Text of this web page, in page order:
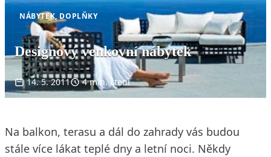
NÁBYTEK, DOPLŇKY
Designový venkovní nábytek
14. 5. 2011 4 min. čtení
Na balkon, terasu a dál do zahrady vás budou
stále více lákat teplé dny a letní noci. Někdy